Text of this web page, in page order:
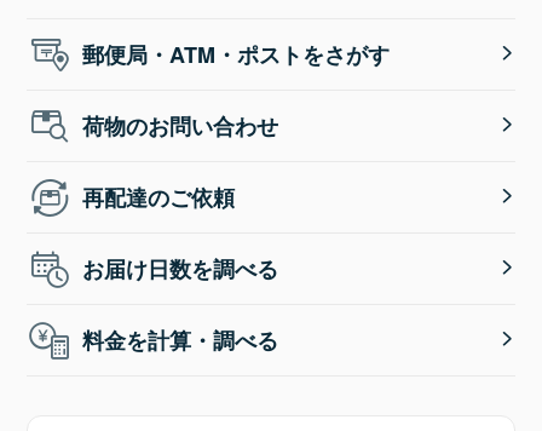
郵便局・ATM・ポストをさがす
荷物のお問い合わせ
再配達のご依頼
お届け日数を調べる
料金を計算・調べる